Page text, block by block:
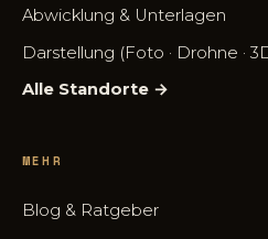
Abwicklung & Unterlagen
Darstellung (Foto · Drohne ·
Alle Standorte →
MEHR
Blog & Ratgeber